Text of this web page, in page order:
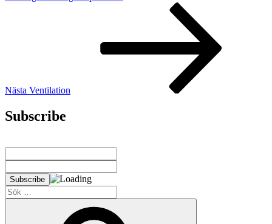
Nästa Ventilation
Subscribe
Sök
efter: